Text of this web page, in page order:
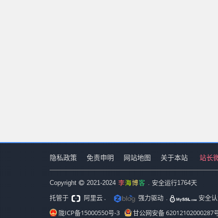
隐私政策 免责申明 网站地图 关于本站 站长
Copyright 2021-2024 李海博客 . 安全运行1764天
托管于 阿里云 . 强力驱动 . 安全
陇ICP备15000550号-3 甘公网安备 62012102000287